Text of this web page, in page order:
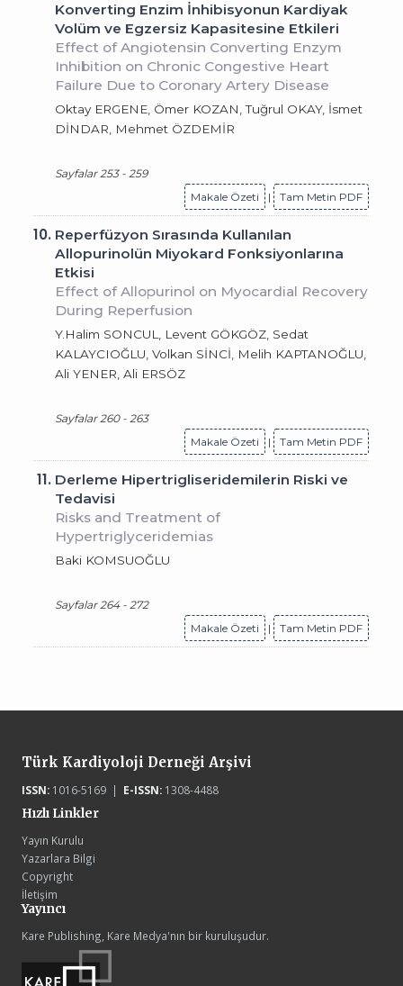
Konverting Enzim İnhibisyonun Kardiyak
Volüm ve Egzersiz Kapasitesine Etkileri
Effect of Angiotensin Converting Enzym
Inhibition on Chronic Congestive Heart
Failure Due to Coronary Artery Disease
Oktay ERGENE, Ömer KOZAN, Tuğrul OKAY, İsmet
DİNDAR, Mehmet ÖZDEMİR
Sayfalar 253 - 259
Makale Özeti
| Tam Metin PDF
10. Reperfüzyon Sırasında Kullanılan
Allopurinolün Miyokard Fonksiyonlarına
Etkisi
Effect of Allopurinol on Myocardial Recovery
During Reperfusion
Y.Halim SONCUL, Levent GÖKGÖZ, Sedat
KALAYCIOĞLU, Volkan SİNCİ, Melih KAPTANOĞLU,
Ali YENER, Ali ERSÖZ
Sayfalar 260 - 263
Makale Özeti
| Tam Metin PDF
11. Derleme Hipertrigliseridemilerin Riski ve
Tedavisi
Risks and Treatment of
Hypertriglyceridemias
Baki KOMSUOĞLU
Sayfalar 264 - 272
Makale Özeti
| Tam Metin PDF
Türk Kardiyoloji Derneği Arşivi
ISSN:1016-5169 | E-ISSN:1308-4488
Hızlı Linkler
Yayın Kurulu
Yazarlara Bilgi
Copyright
İletişim
Yayıncı
Kare Publishing, Kare Medya'nın bir kuruluşudur.